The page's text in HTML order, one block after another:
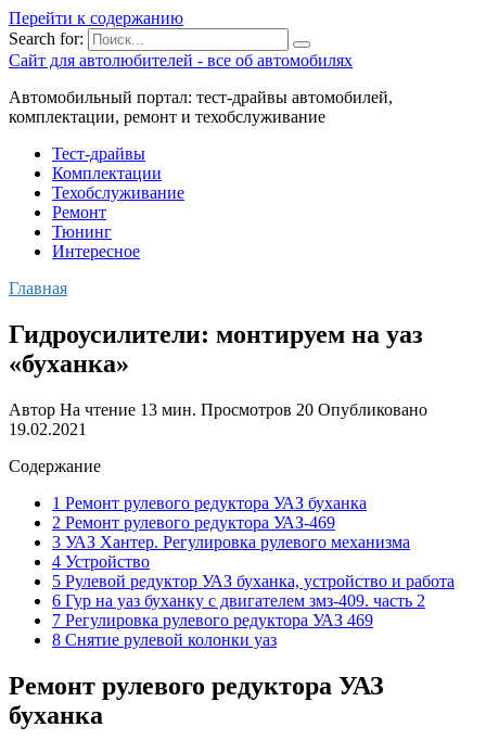
Перейти к содержанию
Search for:
Сайт для автолюбителей - все об автомобилях
Автомобильный портал: тест-драйвы автомобилей,
комплектации, ремонт и техобслуживание
Тест-драйвы
Комплектации
Техобслуживание
Ремонт
Тюнинг
Интересное
Главная
Гидроусилители: монтируем на уаз
«буханка»
Автор На чтение 13 мин. Просмотров 20 Опубликовано
19.02.2021
Содержание
1 Ремонт рулевого редуктора УАЗ буханка
2 Ремонт рулевого редуктора УАЗ-469
3 УАЗ Хантер. Регулировка рулевого механизма
4 Устройство
5 Рулевой редуктор УАЗ буханка, устройство и работа
6 Гур на уаз буханку с двигателем змз-409. часть 2
7 Регулировка рулевого редуктора УАЗ 469
8 Снятие рулевой колонки уаз
Ремонт рулевого редуктора УАЗ
буханка